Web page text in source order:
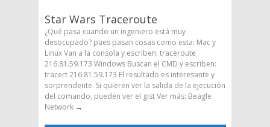
Star Wars Traceroute
¿Qué pasa cuando un ingeniero está muy
desocupado? pues pasan cosas como esta: Mac y
Linux Van a la consola y escriben: traceroute
216.81.59.173 Windows Buscan el CMD y escriben:
tracert 216.81.59.173 El resultado es interesante y
sorprendente. Si quieren ver la salida de la ejecución
del comando, pueden ver el gist Ver más: Beagle
Network →